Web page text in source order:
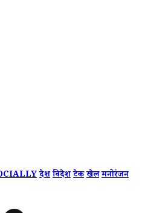
देशविदेशटेकखेलमनोरंजन